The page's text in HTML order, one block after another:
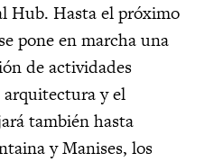
Hub. Hasta el próximo
pone en marcha una
de actividades
arquitectura y el
también hasta
y Manises, los